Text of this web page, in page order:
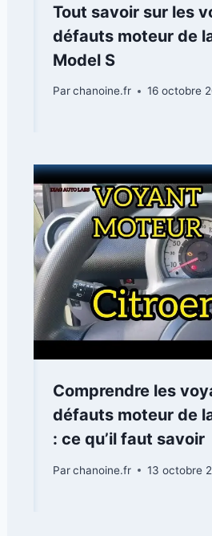
Tout savoir sur les
défauts moteur de
Model S
Parchanoine.fr 16 octobre
Comprendre les
défauts moteur de
: ce qu’il faut savoir
Parchanoine.fr 13 octobre